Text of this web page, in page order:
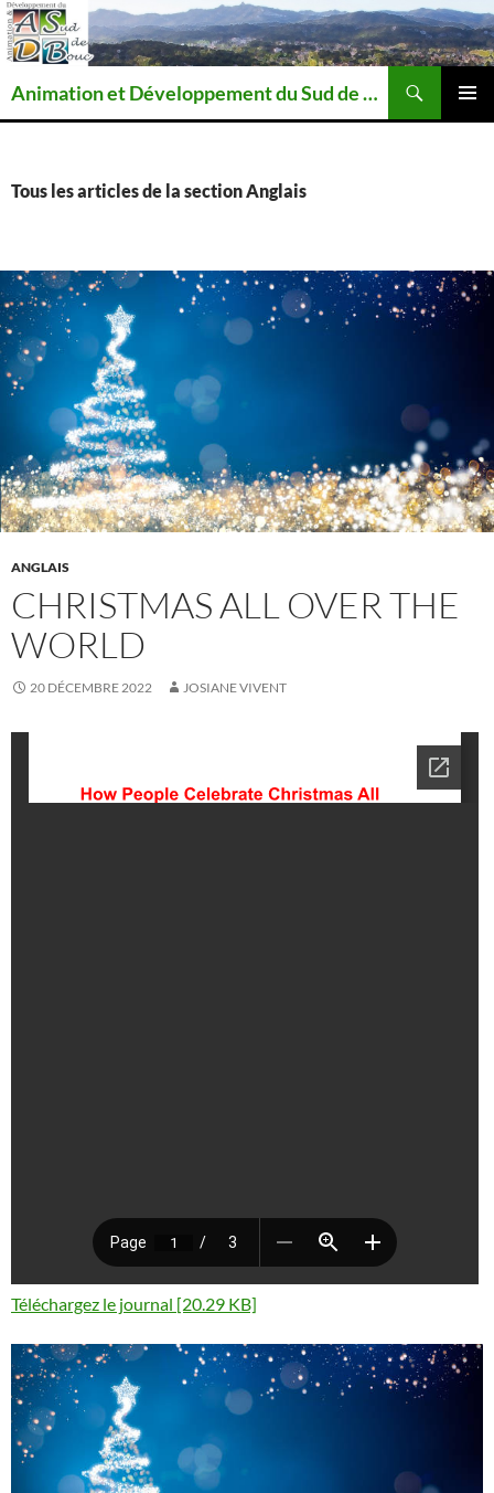
Animation et Développement du Sud de Bouc
MENU
Tous les articles de la section Anglais
ANGLAIS
CHRISTMAS ALL OVER THE
WORLD
20 DÉCEMBRE 2022 JOSIANE VIVENT
Téléchargez le journal [20.29 KB]